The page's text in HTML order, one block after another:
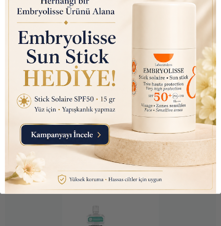
Nutraxin D3K2 (Kemik ve
Bağışıklık Desteği) Gıda
Takviyesi Sprey (207 Puf)
₺ 450.00 ₺ 145.10